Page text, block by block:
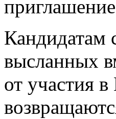
Кандидатам
высланных
от участия